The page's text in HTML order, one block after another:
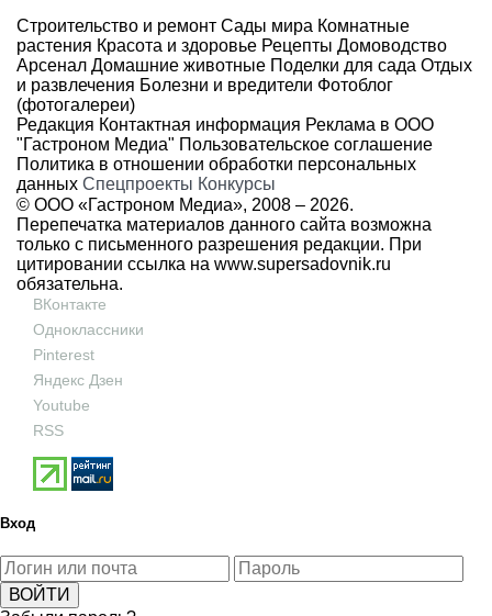
Строительство и ремонт Сады мира Комнатные
растения Красота и здоровье Рецепты Домоводство
Арсенал Домашние животные Поделки для сада Отдых
и развлечения Болезни и вредители Фотоблог
(фотогалереи)
Редакция Контактная информация Реклама в ООО
"Гастроном Медиа" Пользовательское соглашение
Политика в отношении обработки персональных
данных Спецпроекты Конкурсы
© ООО «Гастроном Медиа», 2008 – 2026.
Перепечатка материалов данного сайта возможна
только с письменного разрешения редакции. При
цитировании ссылка на www.supersadovnik.ru
обязательна.
ВКонтакте
Одноклассники
Pinterest
Яндекс Дзен
Youtube
RSS
Вход